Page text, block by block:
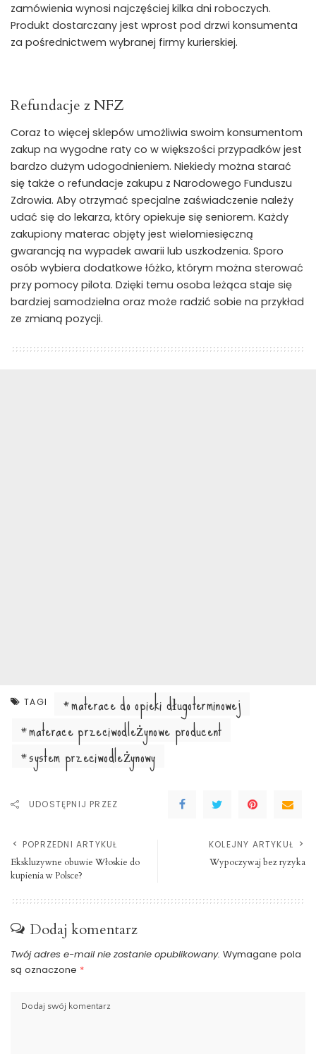
zamówienia wynosi najczęściej kilka dni roboczych.
Produkt dostarczany jest wprost pod drzwi konsumenta
za pośrednictwem wybranej firmy kurierskiej.
Refundacje z NFZ
Coraz to więcej sklepów umożliwia swoim konsumentom
zakup na wygodne raty co w większości przypadków jest
bardzo dużym udogodnieniem. Niekiedy można starać
się także o refundacje zakupu z Narodowego Funduszu
Zdrowia. Aby otrzymać specjalne zaświadczenie należy
udać się do lekarza, który opiekuje się seniorem. Każdy
zakupiony materac objęty jest wielomiesięczną
gwarancją na wypadek awarii lub uszkodzenia. Sporo
osób wybiera dodatkowe łóżko, którym można sterować
przy pomocy pilota. Dzięki temu osoba leżąca staje się
bardziej samodzielna oraz może radzić sobie na przykład
ze zmianą pozycji.
TAGI
materace do opieki długoterminowej
materace przeciwodleżynowe producent
system przeciwodleżynowy
UDOSTĘPNIJ PRZEZ
POPRZEDNI ARTYKUŁ
Ekskluzywne obuwie Włoskie do
kupienia w Polsce?
KOLEJNY ARTYKUŁ
Wypoczywaj bez ryzyka
Dodaj komentarz
Twój adres e-mail nie zostanie opublikowany. Wymagane pola
są oznaczone *